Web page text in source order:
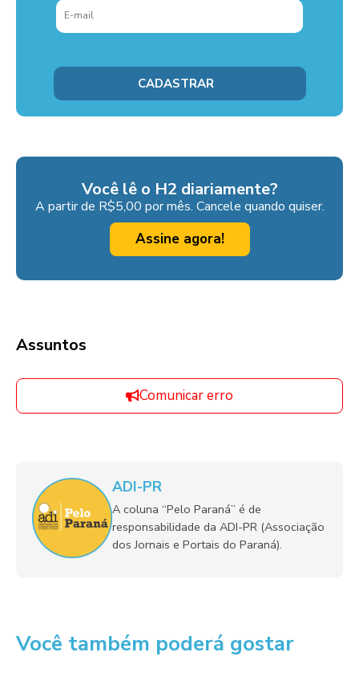
Você lê o H2 diariamente?
A partir de R$5,00 por mês. Cancele quando quiser.
Assine agora!
Assuntos
Comunicar erro
ADI-PR
A coluna “Pelo Paraná” é de
responsabilidade da ADI-PR (Associação
dos Jornais e Portais do Paraná).
Você também poderá gostar